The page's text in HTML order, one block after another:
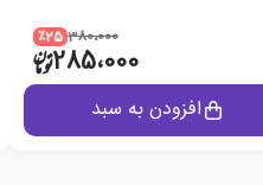
380،000 ٪25
285،000
افزودن به سبد